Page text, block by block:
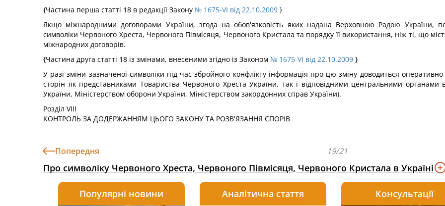
{Частина перша статті 18 в редакції Закону № 1675-VI від 22.10.2009 }
Якщо міжнародними договорами України, згода на обов'язковість яких надана Верховною Радою України,
символіки Червоного Хреста, Червоного Півмісяця, Червоного Кристала та порядку її використання, ніж ті, що
міжнародних договорів.
{Частина друга статті 18 із змінами, внесеними згідно із Законом № 1675-VI від 22.10.2009 }
У разі зміни зазначеної символіки під час збройного конфлікту інформація про цю зміну доводиться оперативно
сторін як представниками Товариства Червоного Хреста України, так і відповідними центральними органами
України, Міністерством оборони України, Міністерством закордонних справ України).
Розділ VIII
КОНТРОЛЬ ЗА ДОДЕРЖАННЯМ ЦЬОГО ЗАКОНУ ТА РОЗВ'ЯЗАННЯ СПОРІВ
Попередня 19/21
Про символіку Червоного Хреста, Червоного Півмісяця, Червоного Кристала в Україні
Популярні новини Аналітична стаття Консультації